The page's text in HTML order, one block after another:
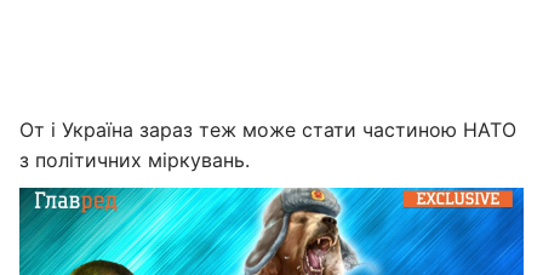
От і Україна зараз теж може стати частиною НАТО
з політичних міркувань.